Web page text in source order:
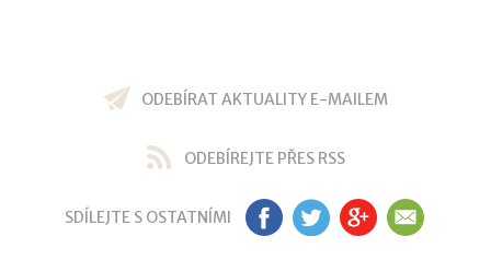
ODEBÍRAT AKTUALITY E-MAILEM
ODEBÍREJTE PŘES RSS
SDÍLEJTE S OSTATNÍMI FB TW GP EM